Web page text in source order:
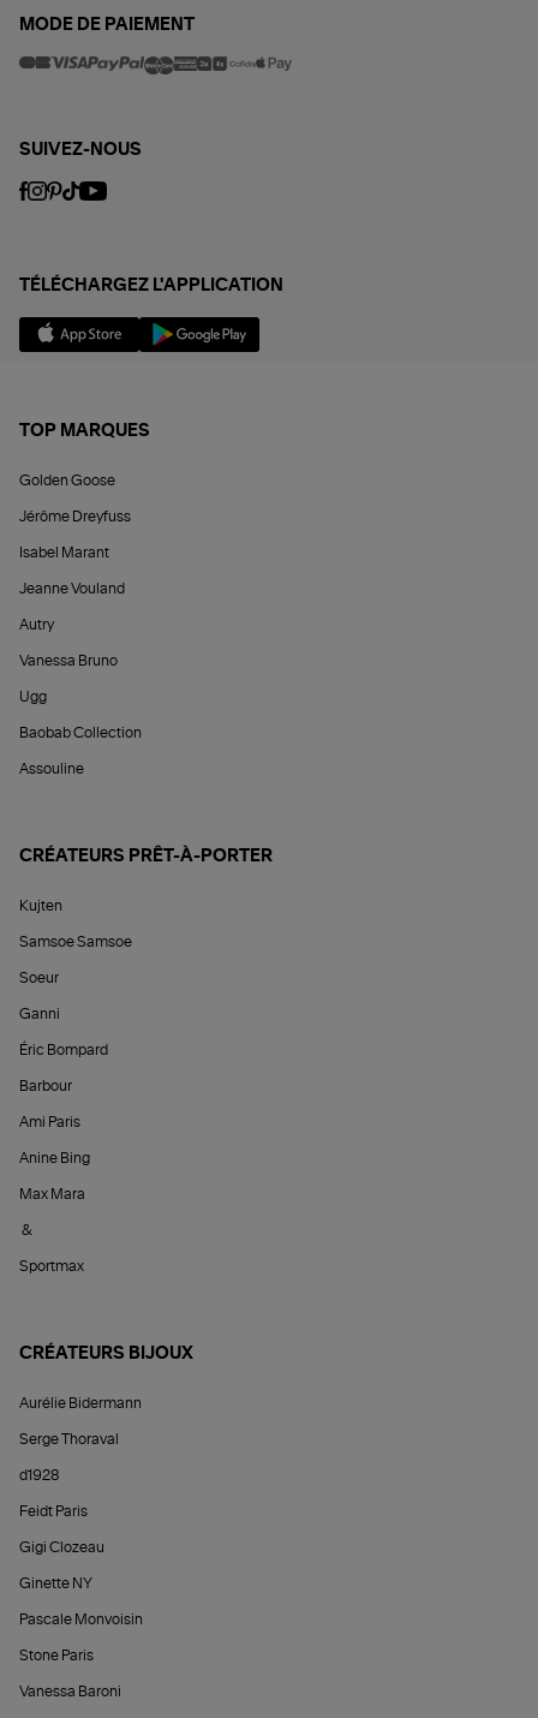
MODE DE PAIEMENT
SUIVEZ-NOUS
TÉLÉCHARGEZ L'APPLICATION
TOP MARQUES
Golden Goose
Jérôme Dreyfuss
Isabel Marant
Jeanne Vouland
Autry
Vanessa Bruno
Ugg
Baobab Collection
Assouline
CRÉATEURS PRÊT-À-PORTER
Kujten
Samsoe Samsoe
Soeur
Ganni
Éric Bompard
Barbour
Ami Paris
Anine Bing
Max Mara
&
Sportmax
CRÉATEURS BIJOUX
Aurélie Bidermann
Serge Thoraval
d1928
Feidt Paris
Gigi Clozeau
Ginette NY
Pascale Monvoisin
Stone Paris
Vanessa Baroni